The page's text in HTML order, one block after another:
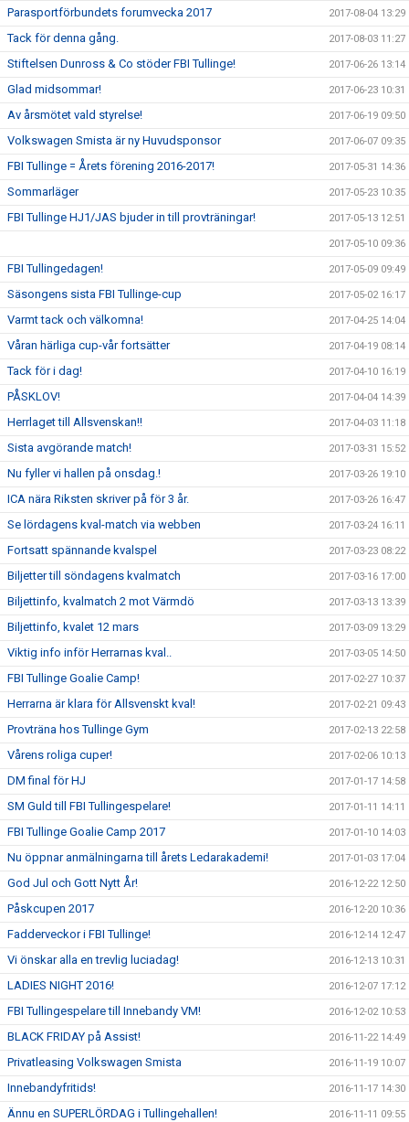
Parasportförbundets forumvecka 2017 2017-08-04 13:29
Tack för denna gång. 2017-08-03 11:27
Stiftelsen Dunross & Co stöder FBI Tullinge! 2017-06-26 13:14
Glad midsommar! 2017-06-23 10:31
Av årsmötet vald styrelse! 2017-06-19 09:50
Volkswagen Smista är ny Huvudsponsor 2017-06-07 09:35
FBI Tullinge = Årets förening 2016-2017! 2017-05-31 14:36
Sommarläger 2017-05-23 10:35
FBI Tullinge HJ1/JAS bjuder in till provträningar! 2017-05-13 12:51
2017-05-10 09:36
FBI Tullingedagen! 2017-05-09 09:49
Säsongens sista FBI Tullinge-cup 2017-05-02 16:17
Varmt tack och välkomna! 2017-04-25 14:04
Våran härliga cup-vår fortsätter 2017-04-19 08:14
Tack för i dag! 2017-04-10 16:19
PÅSKLOV! 2017-04-04 14:39
Herrlaget till Allsvenskan!! 2017-04-03 11:18
Sista avgörande match! 2017-03-31 15:52
Nu fyller vi hallen på onsdag.! 2017-03-26 19:10
ICA nära Riksten skriver på för 3 år. 2017-03-26 16:47
Se lördagens kval-match via webben 2017-03-24 16:11
Fortsatt spännande kvalspel 2017-03-23 08:22
Biljetter till söndagens kvalmatch 2017-03-16 17:00
Biljettinfo, kvalmatch 2 mot Värmdö 2017-03-13 13:39
Biljettinfo, kvalet 12 mars 2017-03-09 13:29
Viktig info inför Herrarnas kval.. 2017-03-05 14:50
FBI Tullinge Goalie Camp! 2017-02-27 10:37
Herrarna är klara för Allsvenskt kval! 2017-02-21 09:43
Provträna hos Tullinge Gym 2017-02-13 22:58
Vårens roliga cuper! 2017-02-06 10:13
DM final för HJ 2017-01-17 14:58
SM Guld till FBI Tullingespelare! 2017-01-11 14:11
FBI Tullinge Goalie Camp 2017 2017-01-10 14:03
Nu öppnar anmälningarna till årets Ledarakademi! 2017-01-03 17:04
God Jul och Gott Nytt År! 2016-12-22 12:50
Påskcupen 2017 2016-12-20 10:36
Fadderveckor i FBI Tullinge! 2016-12-14 12:47
Vi önskar alla en trevlig luciadag! 2016-12-13 10:31
LADIES NIGHT 2016! 2016-12-07 17:12
FBI Tullingespelare till Innebandy VM! 2016-12-02 10:53
BLACK FRIDAY på Assist! 2016-11-22 14:49
Privatleasing Volkswagen Smista 2016-11-19 10:07
Innebandyfritids! 2016-11-17 14:30
Ännu en SUPERLÖRDAG i Tullingehallen! 2016-11-11 09:55